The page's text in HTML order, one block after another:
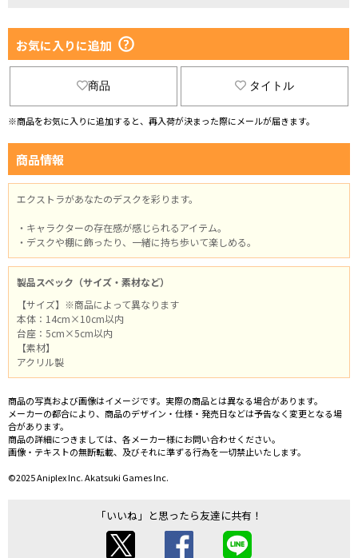
お気に入りに追加
商品 タイトル
※商品をお気に入りに追加すると、再入荷が決まった際にメールが届きます。
商品情報
エクストラがあなたのデスクを彩ります。
・キャラクターの存在感が感じられるアイテム。
・デスクや棚に飾ったり、一緒に持ち歩いて楽しめる。
製品スペック（サイズ・素材など）
【サイズ】※商品によって異なります
本体：14cm×10cm以内
台座：5cm×5cm以内
【素材】
アクリル製
商品の写真および画像はイメージです。実際の商品とは異なる場合があります。
メーカーの都合により、商品のデザイン・仕様・発売日などは予告なく変更となる場
合があります。
商品の詳細につきましては、各メーカー様にお問い合わせください。
画像・テキストの無断転載、及びそれに準ずる行為を一切禁止いたします。
©2025 Aniplex Inc. Akatsuki Games Inc.
「いいね」と思ったら友達に共有！